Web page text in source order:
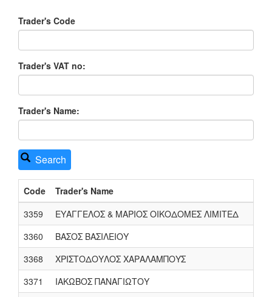
Trader's Code
Trader's VAT no:
Trader's Name:
Search
Code
Trader's Name
3359
ΕΥΑΓΓΕΛΟΣ & ΜΑΡΙΟΣ ΟΙΚΟΔΟΜΕΣ ΛΙΜΙΤΕΔ
3360
ΒΑΣΟΣ ΒΑΣΙΛΕΙΟΥ
3368
ΧΡΙΣΤΟΔΟΥΛΟΣ ΧΑΡΑΛΑΜΠΟΥΣ
3371
ΙΑΚΩΒΟΣ ΠΑΝΑΓΙΩΤΟΥ